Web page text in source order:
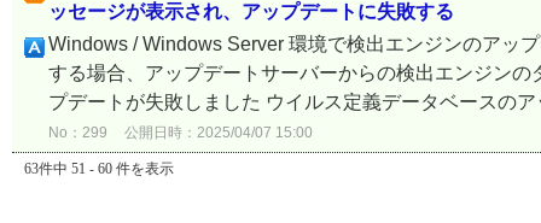
ッセージが表示され、アップデートに失敗する
Windows / Windows Server 環境で検出エンジンのアッ
する場合、アップデートサーバーからの検出エンジン
プデートが失敗しました ウイルス定義データベースの
No：299 公開日時：2025/04/07 15:00
63件中 51 - 60 件を表示